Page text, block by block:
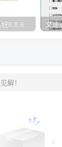
8.8.6 文迪
解！